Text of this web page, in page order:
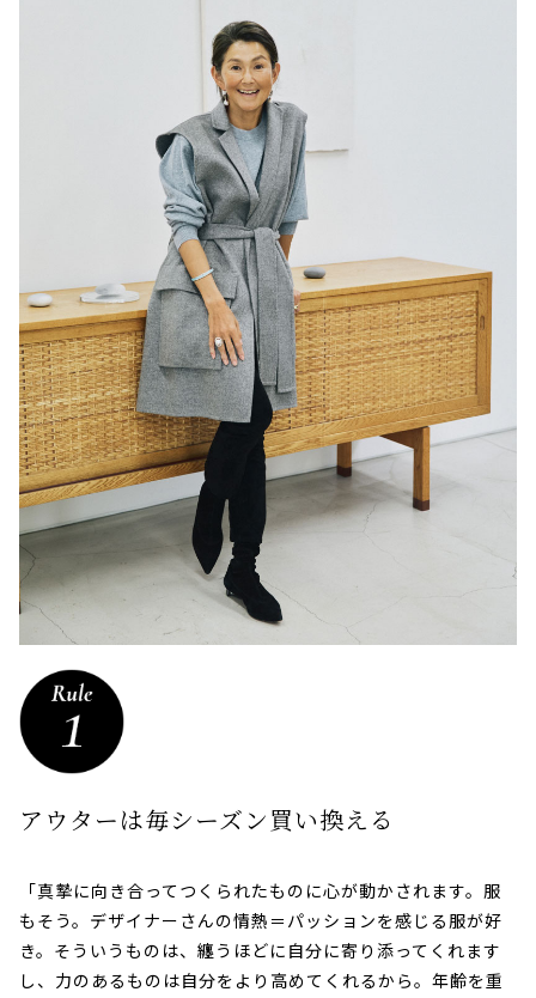
アウターは毎シーズン買い換える
「真摯に向き合ってつくられたものに心が動かされます。服
もそう。デザイナーさんの情熱＝パッションを感じる服が好
き。そういうものは、纏うほどに自分に寄り添ってくれます
し、力のあるものは自分をより高めてくれるから。年齢を重